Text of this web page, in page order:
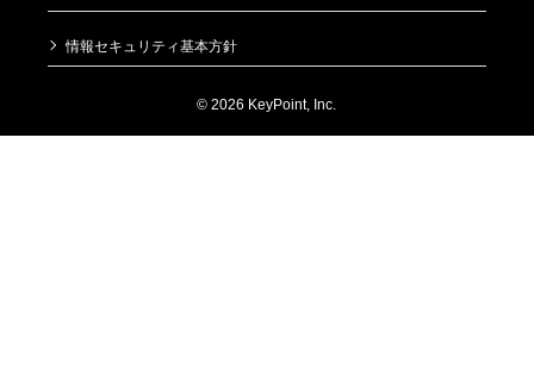
情報セキュリティ基本方針
© 2026 KeyPoint, Inc.